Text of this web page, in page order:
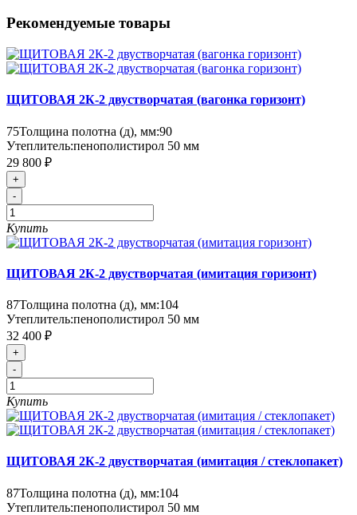
Рекомендуемые товары
ЩИТОВАЯ 2К-2 двустворчатая (вагонка горизонт)
75Толщина полотна (д), мм:90
Утеплитель:пенополистирол 50 мм
29 800 ₽
+
-
Купить
ЩИТОВАЯ 2К-2 двустворчатая (имитация горизонт)
87Толщина полотна (д), мм:104
Утеплитель:пенополистирол 50 мм
32 400 ₽
+
-
Купить
ЩИТОВАЯ 2К-2 двустворчатая (имитация / стеклопакет)
87Толщина полотна (д), мм:104
Утеплитель:пенополистирол 50 мм